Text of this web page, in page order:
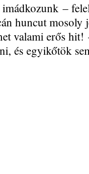
imádkozunk –
huncut
valami erős
és egyikőtök